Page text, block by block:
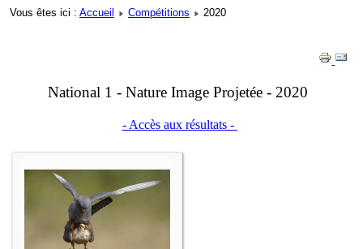
Vous êtes ici : Accueil Compétitions 2020
National 1 - Nature Image Projetée - 2020
- Accès aux résultats -